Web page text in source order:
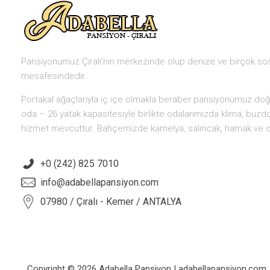
Pansiyonumuz Çıralı’nın merkezinde olup denize ve birçok
mesafesindedir.
Portakal ağaçlarıyla iç içe olmakla beraber pansiyonumuz
oda – 26 yatak kapasitesiyle birlikte odalarımızda klima,
hizmet mevcuttur. Bahçemizde kamelya, salıncak, hamak ve
+0 (242) 825 7010
info@adabellapansiyon.com
07980 / Çıralı - Kemer / ANTALYA